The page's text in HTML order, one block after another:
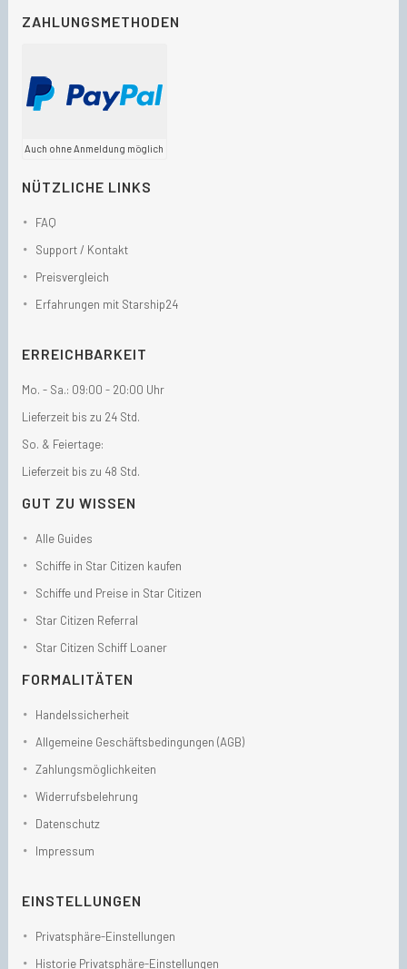
ZAHLUNGSMETHODEN
Auch ohne Anmeldung möglich
NÜTZLICHE LINKS
FAQ
Support / Kontakt
Preisvergleich
Erfahrungen mit Starship24
ERREICHBARKEIT
Mo. - Sa.: 09:00 - 20:00 Uhr
Lieferzeit bis zu 24 Std.
So. & Feiertage:
Lieferzeit bis zu 48 Std.
GUT ZU WISSEN
Alle Guides
Schiffe in Star Citizen kaufen
Schiffe und Preise in Star Citizen
Star Citizen Referral
Star Citizen Schiff Loaner
FORMALITÄTEN
Handelssicherheit
Allgemeine Geschäftsbedingungen (AGB)
Zahlungsmöglichkeiten
Widerrufsbelehrung
Datenschutz
Impressum
EINSTELLUNGEN
Privatsphäre-Einstellungen
Historie Privatsphäre-Einstellungen